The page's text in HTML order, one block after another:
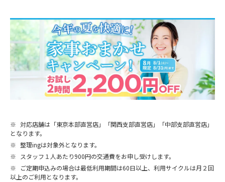
※ 対応店舗は「東京本部直営店」「関西支部直営店」「中部支部直営店」
となります。
※ 整理ingは対象外となります。
※
スタッフ１人あたり900円の交通費をお申し受けします。
※
ご定期申込みの場合は最低利用期間は60日以上、利用サイクルは月２回
以上のご利用となります。